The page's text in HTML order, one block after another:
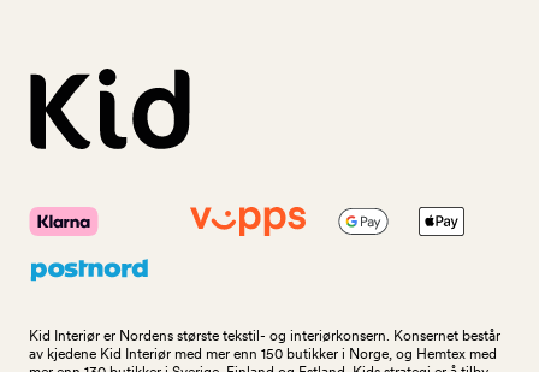
Kid Interiør er Nordens største tekstil- og interiørkonsern. Konsernet består
av kjedene Kid Interiør med mer enn 150 butikker i Norge, og Hemtex med